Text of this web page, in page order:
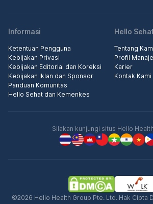
Informasi
Ketentuan Pengguna
Kebijakan Privasi
Kebijakan Editorial dan Koreksi
Kebijakan Iklan dan Sponsor
Panduan Komunitas
Hello Sehat dan Kemenkes
Hello
Tentang
Profil
Karier
Kontak Kami
Silakan kunjungi situs Hello
©2026 Hello Health Group Pte. Ltd. Hak Cipta